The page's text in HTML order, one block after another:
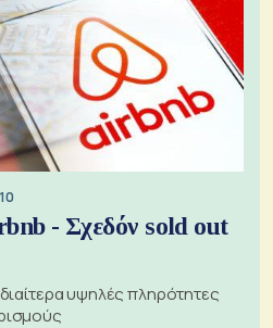
- Σχεδόν sold out
υψηλές πληρότητες